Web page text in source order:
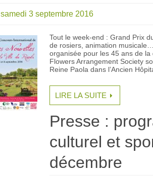
samedi 3 septembre 2016
Tout le week-end : Grand Prix
de rosiers, animation
organisée pour les 45 ans de
Flowers Arrangement Society
Reine Paola dans l’Ancien
LIRE LA SUITE
Presse :
culturel et
décembre